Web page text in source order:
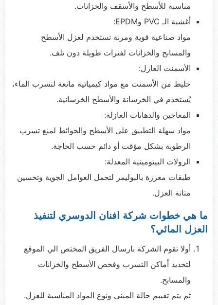
مناسبة للأسطح والأسقف والخزانات.
أغشية الـ PVC وEPDM:
مواد صناعية قوية ومرنة تستخدم لعزل الأسطح
والمسابح والخزانات لفترات طويلة دون تلف.
الأسمنت العازل:
خليط من الأسمنت مع مواد كيميائية مانعة لتسرب الماء،
يُستخدم في الخرسانة والأسطح الخرسانية.
المعاجين والدهانات العازلة:
مواد سهلة التطبيق على الأسطح والحوائط لمنع تسرب
الرطوبة بشكل مؤقت أو دائم حسب الحاجة.
الرولات البيتومينية المعدلة:
طبقات معززة بالبوليمر لتحمل العوامل الجوية وتحسين
متانة العزل.
ما هي خطوات شركة افنان الدوسري لتنفيذ
العزل المائي؟
أولا تقوم الشركة بارسال الفريق المختص الي الموقع
لتحديد أماكن التسرب وفحص الأسطح والخزانات
والمسابح.
ثم يتم تقييم حالة المبنى ونوع المواد المناسبة للعزل.